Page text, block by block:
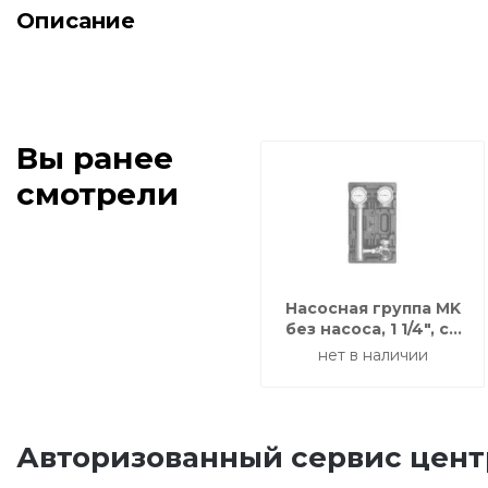
Описание
Вы ранее
смотрели
Насосная группа MK
без насоса, 1 1/4", со
смесителем, подача
нет в наличии
Авторизованный сервис